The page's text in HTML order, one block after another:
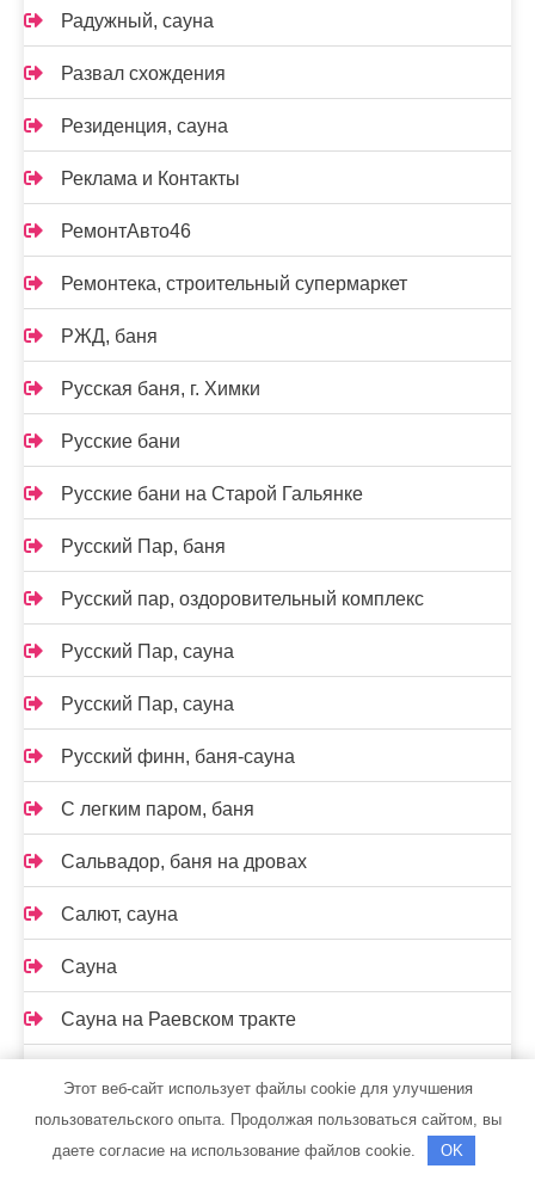
Радужный, сауна
Развал схождения
Резиденция, сауна
Реклама и Контакты
РемонтАвто46
Ремонтека, строительный супермаркет
РЖД, баня
Русская баня, г. Химки
Русские бани
Русские бани на Старой Гальянке
Русский Пар, баня
Русский пар, оздоровительный комплекс
Русский Пар, сауна
Русский Пар, сауна
Русский финн, баня-сауна
С легким паром, баня
Сальвадор, баня на дровах
Салют, сауна
Сауна
Сауна на Раевском тракте
Сауна, Сауна
Этот веб-сайт использует файлы cookie для улучшения
пользовательского опыта. Продолжая пользоваться сайтом, вы
даете согласие на использование файлов cookie.
OK